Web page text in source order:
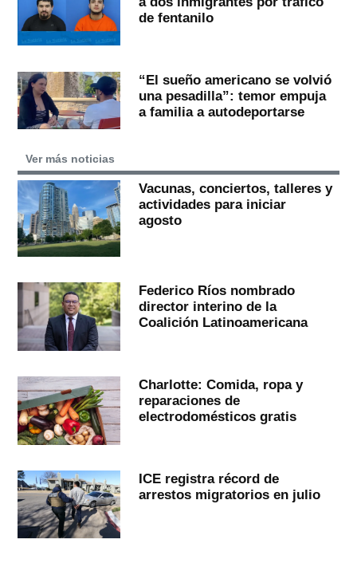
de fentanilo
“El sueño americano se volvió
una pesadilla”: temor empuja
a familia a autodeportarse
Ver más noticias
Vacunas, conciertos, talleres y
actividades para iniciar
agosto
Federico Ríos nombrado
director interino de la
Coalición Latinoamericana
Charlotte: Comida, ropa y
reparaciones de
electrodomésticos gratis
ICE registra récord de
arrestos migratorios en julio